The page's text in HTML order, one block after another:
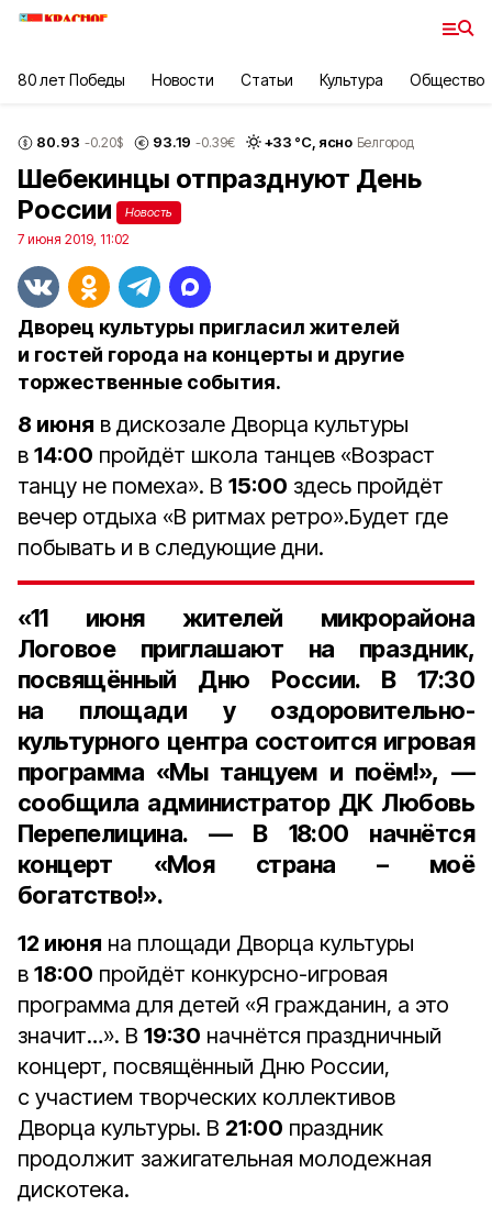
80 лет Победы Новости Статьи Культура Общество
80.93 -0.20$ 93.19 -0.39€ +33 °С, ясно Белгород
Шебекинцы отпразднуют День
России
Новость
7 июня 2019, 11:02
Дворец культуры пригласил жителей
и гостей города на концерты и другие
торжественные события.
8 июня в дискозале Дворца культуры
в 14:00 пройдёт школа танцев «Возраст
танцу не помеха». В 15:00 здесь пройдёт
вечер отдыха «В ритмах ретро».Будет где
побывать и в следующие дни.
«11 июняжителей микрорайона
Логовое приглашают на праздник,
посвящённый Дню России. В 17:30
на площади у оздоровительно-
культурного центра состоится игровая
программа «Мы танцуем и поём!», —
сообщила администратор ДК Любовь
Перепелицина. — В 18:00 начнётся
концерт «Моя страна – моё
богатство!».
12 июня на площади Дворца культуры
в 18:00 пройдёт конкурсно-игровая
программа для детей «Я гражданин, а это
значит…». В 19:30 начнётся праздничный
концерт, посвящённый Дню России,
с участием творческих коллективов
Дворца культуры. В 21:00 праздник
продолжит зажигательная молодежная
дискотека.